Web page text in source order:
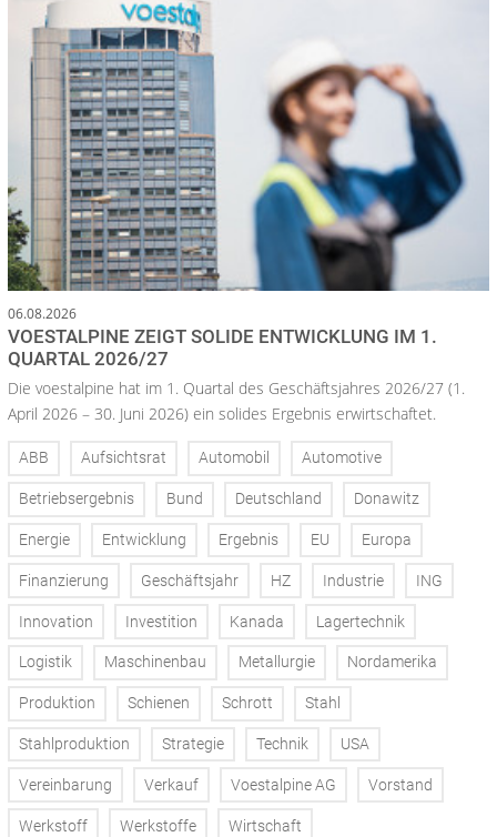
06.08.2026
VOESTALPINE ZEIGT SOLIDE ENTWICKLUNG IM 1.
QUARTAL 2026/27
Die voestalpine hat im 1. Quartal des Geschäftsjahres 2026/27 (1.
April 2026 – 30. Juni 2026) ein solides Ergebnis erwirtschaftet.
ABB Aufsichtsrat Automobil Automotive
Betriebsergebnis Bund Deutschland Donawitz
Energie Entwicklung Ergebnis EU Europa
Finanzierung Geschäftsjahr HZ Industrie ING
Innovation Investition Kanada Lagertechnik
Logistik Maschinenbau Metallurgie Nordamerika
Produktion Schienen Schrott Stahl
Stahlproduktion Strategie Technik USA
Vereinbarung Verkauf Voestalpine AG Vorstand
Werkstoff Werkstoffe Wirtschaft